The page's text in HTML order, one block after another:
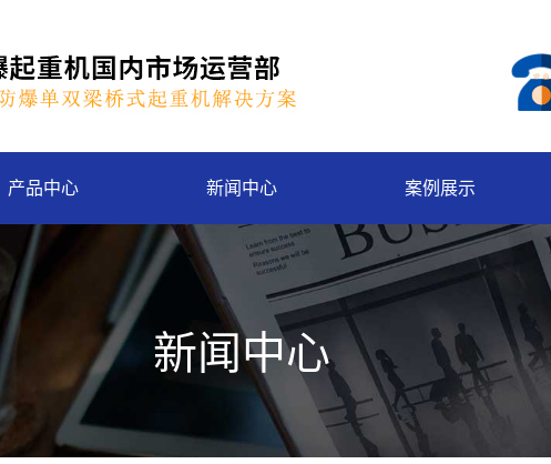
产品中心 新闻中心 案例展示
新闻中心